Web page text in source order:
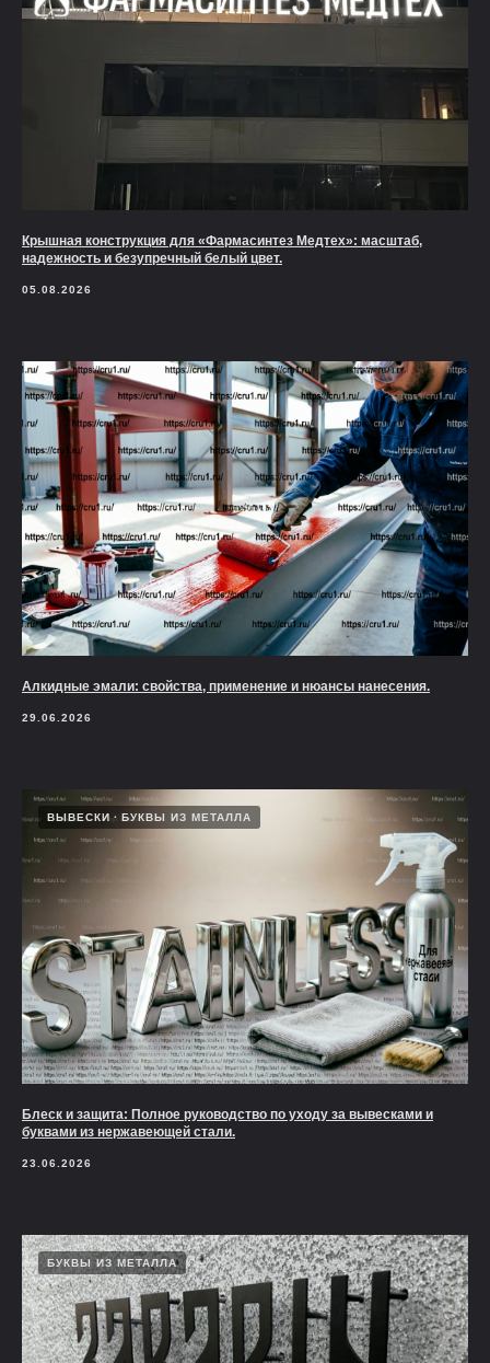
Крышная конструкция для «Фармасинтез Медтех»: масштаб,
надежность и безупречный белый цвет.
05.08.2026
Алкидные эмали: свойства, применение и нюансы нанесения.
29.06.2026
ВЫВЕСКИ БУКВЫ ИЗ МЕТАЛЛА
Блеск и защита: Полное руководство по уходу за вывесками и
буквами из нержавеющей стали.
23.06.2026
БУКВЫ ИЗ МЕТАЛЛА